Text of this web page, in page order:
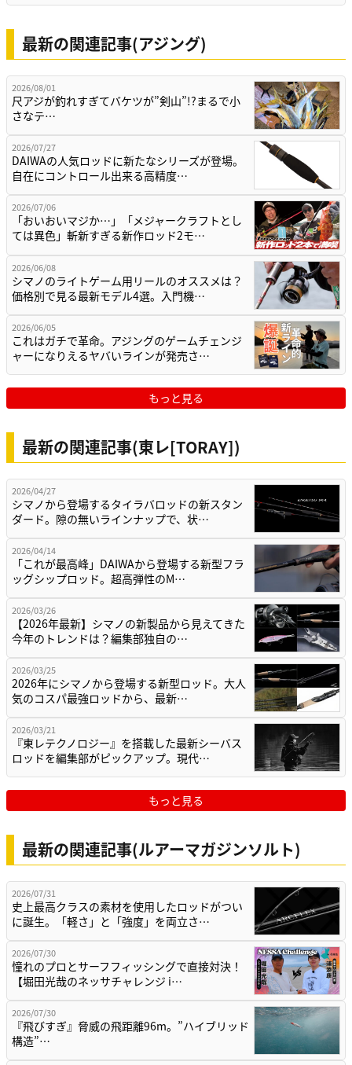
最新の関連記事(アジング)
2026/08/01
尺アジが釣れすぎてバケツが”剣山”!?まるで小
さなテ…
2026/07/27
DAIWAの人気ロッドに新たなシリーズが登場。
自在にコントロール出来る高精度…
2026/07/06
「おいおいマジか…」「メジャークラフトとし
ては異色」斬新すぎる新作ロッド2モ…
2026/06/08
シマノのライトゲーム用リールのオススメは？
価格別で見る最新モデル4選。入門機…
2026/06/05
これはガチで革命。アジングのゲームチェンジ
ャーになりえるヤバいラインが発売さ…
もっと見る
最新の関連記事(東レ[TORAY])
2026/04/27
シマノから登場するタイラバロッドの新スタン
ダード。隙の無いラインナップで、状…
2026/04/14
「これが最高峰」DAIWAから登場する新型フラ
ッグシップロッド。超高弾性のM…
2026/03/26
【2026年最新】シマノの新製品から見えてきた
今年のトレンドは？編集部独自の…
2026/03/25
2026年にシマノから登場する新型ロッド。大人
気のコスパ最強ロッドから、最新…
2026/03/21
『東レテクノロジー』を搭載した最新シーバス
ロッドを編集部がピックアップ。現代…
もっと見る
最新の関連記事(ルアーマガジンソルト)
2026/07/31
史上最高クラスの素材を使用したロッドがつい
に誕生。「軽さ」と「強度」を両立さ…
2026/07/30
憧れのプロとサーフフィッシングで直接対決！
【堀田光哉のネッサチャレンジ i…
2026/07/30
『飛びすぎ』脅威の飛距離96m。”ハイブリッド
構造”…